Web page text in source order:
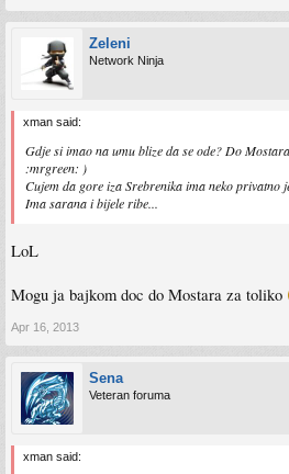
Zeleni
Network Ninja
xman said:
Gdje si imao na umu blize da se ode? Do
:mrgreen: )
Cujem da gore iza Srebrenika ima neko privatno
Ima sarana i bijele ribe...
LoL
Mogu ja bajkom doc do Mostara za toliko
Apr 16, 2013
Sena
Veteran foruma
xman said: